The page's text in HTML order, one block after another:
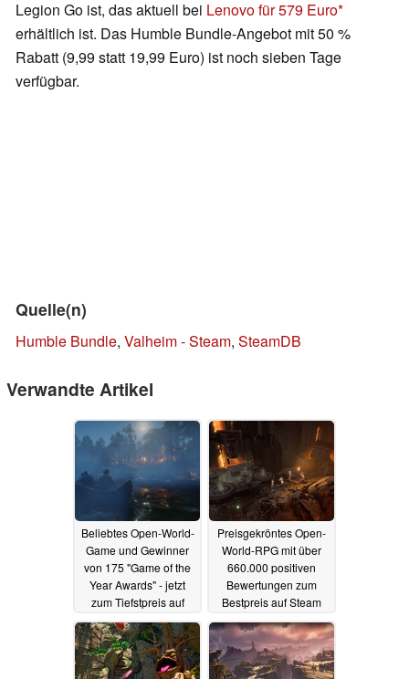
Legion Go ist, das aktuell bei Lenovo für 579 Euro
erhältlich ist. Das Humble Bundle-Angebot mit 50 %
Rabatt (9,99 statt 19,99 Euro) ist noch sieben Tage
verfügbar.
Quelle(n)
Humble Bundle, Valheim - Steam, SteamDB
Verwandte Artikel
Beliebtes Open-World-
Game und Gewinner
von 175 "Game of the
Year Awards" - jetzt
zum Tiefstpreis auf
Steam22.05.2025
Preisgekröntes Open-
World-RPG mit über
660.000 positiven
Bewertungen zum
Bestpreis auf Steam
22.05.2025